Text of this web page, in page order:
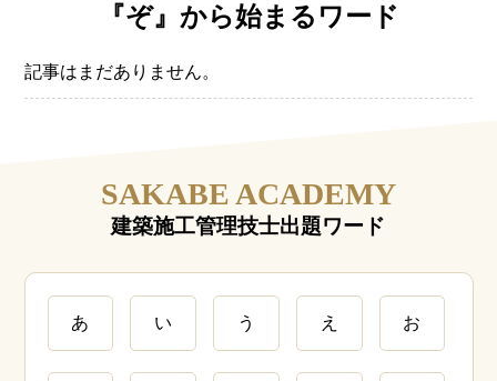
『ぞ』から始まるワード
記事はまだありません。
SAKABE ACADEMY
建築施工管理技士出題ワード
あ い う え お